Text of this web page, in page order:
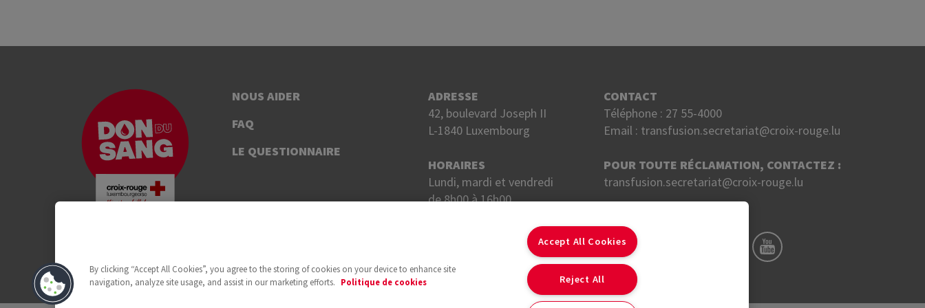
NOUS AIDER
FAQ
LE QUESTIONNAIRE
ADRESSE
42, boulevard Joseph II
L-1840 Luxembourg
HORAIRES
Lundi, mardi et vendredi
de 8h00 à 16h00.
CONTACT
Téléphone : 27 55-4000
Email : transfusion.secretariat@croix-rouge.lu
POUR TOUTE RÉCLAMATION, CONTACTEZ :
transfusion.secretariat@croix-rouge.lu
By clicking “Accept All Cookies”, you agree to the storing of cookies on your device to enhance site
navigation, analyze site usage, and assist in our marketing efforts.
Politique de cookies
Accept All Cookies
Reject All